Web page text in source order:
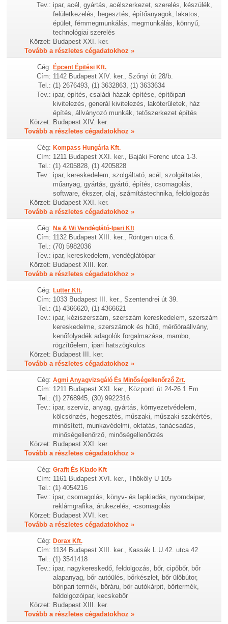
Tev.: ipar, acél, gyártás, acélszerkezet, szerelés, készülék,
felületkezelés, hegesztés, építőanyagok, lakatos,
épület, fémmegmunkálás, megmunkálás, könnyű,
technológiai szerelés
Körzet: Budapest XXI. ker.
Tovább a részletes cégadatokhoz »
Cég: Épcent Épitési Kft.
Cím: 1142 Budapest XIV. ker., Szőnyi út 28/b.
Tel.: (1) 2676493, (1) 3632863, (1) 3633634
Tev.: ipar, építés, családi házak építése, építőipari
kivitelezés, generál kivitelezés, lakóterületek, ház
építés, állványozó munkák, tetőszerkezet építés
Körzet: Budapest XIV. ker.
Tovább a részletes cégadatokhoz »
Cég: Kompass Hungária Kft.
Cím: 1211 Budapest XXI. ker., Bajáki Ferenc utca 1-3.
Tel.: (1) 4205828, (1) 4205828
Tev.: ipar, kereskedelem, szolgáltató, acél, szolgáltatás,
műanyag, gyártás, gyártó, építés, csomagolás,
software, ékszer, olaj, számítástechnika, feldolgozás
Körzet: Budapest XXI. ker.
Tovább a részletes cégadatokhoz »
Cég: Na & Wi Vendéglátó-Ipari Kft
Cím: 1132 Budapest XIII. ker., Röntgen utca 6.
Tel.: (70) 5982036
Tev.: ipar, kereskedelem, vendéglátóipar
Körzet: Budapest XIII. ker.
Tovább a részletes cégadatokhoz »
Cég: Lutter Kft.
Cím: 1033 Budapest III. ker., Szentendrei út 39.
Tel.: (1) 4366620, (1) 4366621
Tev.: ipar, kéziszerszám, szerszám kereskedelem, szerszám
kereskedelme, szerszámok és hűtő, mérőóraállvány,
kenőfolyadék adagolók forgalmazása, mambo,
rögzítőelem, ipari hatszögkulcs
Körzet: Budapest III. ker.
Tovább a részletes cégadatokhoz »
Cég: Agmi Anyagvizsgáló És Minőségellenőrző Zrt.
Cím: 1211 Budapest XXI. ker., Központi út 24-26 1.Em
Tel.: (1) 2768945, (30) 9922316
Tev.: ipar, szerviz, anyag, gyártás, környezetvédelem,
kölcsönzés, hegesztés, műszaki, műszaki szakértés,
minősített, munkavédelmi, oktatás, tanácsadás,
minőségellenőrző, minőségellenőrzés
Körzet: Budapest XXI. ker.
Tovább a részletes cégadatokhoz »
Cég: Grafit És Kiado Kft
Cím: 1161 Budapest XVI. ker., Thököly U 105
Tel.: (1) 4054216
Tev.: ipar, csomagolás, könyv- és lapkiadás, nyomdaipar,
reklámgrafika, árukezelés, -csomagolás
Körzet: Budapest XVI. ker.
Tovább a részletes cégadatokhoz »
Cég: Dorax Kft.
Cím: 1134 Budapest XIII. ker., Kassák L.U.42. utca 42
Tel.: (1) 3541418
Tev.: ipar, nagykereskedő, feldolgozás, bőr, cipőbőr, bőr
alapanyag, bőr autóülés, bőrkészlet, bőr ülőbútor,
bőripari termék, bőráru, bőr autókárpit, bőrtermék,
feldolgozóipar, kecskebőr
Körzet: Budapest XIII. ker.
Tovább a részletes cégadatokhoz »